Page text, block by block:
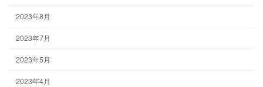
2023年8月
2023年7月
2023年5月
2023年4月